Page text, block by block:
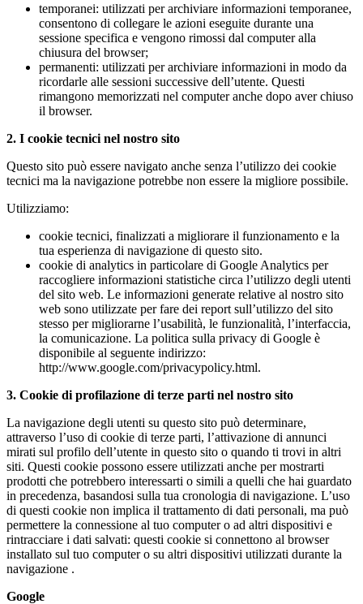
temporanei: utilizzati per archiviare informazioni temporanee,
consentono di collegare le azioni eseguite durante una
sessione specifica e vengono rimossi dal computer alla
chiusura del browser;
permanenti: utilizzati per archiviare informazioni in modo da
ricordarle alle sessioni successive dell’utente. Questi
rimangono memorizzati nel computer anche dopo aver chiuso
il browser.
2. I cookie tecnici nel nostro sito
Questo sito può essere navigato anche senza l’utilizzo dei cookie
tecnici ma la navigazione potrebbe non essere la migliore possibile.
Utilizziamo:
cookie tecnici, finalizzati a migliorare il funzionamento e la
tua esperienza di navigazione di questo sito.
cookie di analytics in particolare di Google Analytics per
raccogliere informazioni statistiche circa l’utilizzo degli utenti
del sito web. Le informazioni generate relative al nostro sito
web sono utilizzate per fare dei report sull’utilizzo del sito
stesso per migliorarne l’usabilità, le funzionalità, l’interfaccia,
la comunicazione. La politica sulla privacy di Google è
disponibile al seguente indirizzo:
http://www.google.com/privacypolicy.html.
3. Cookie di profilazione di terze parti nel nostro sito
La navigazione degli utenti su questo sito può determinare,
attraverso l’uso di cookie di terze parti, l’attivazione di annunci
mirati sul profilo dell’utente in questo sito o quando ti trovi in altri
siti. Questi cookie possono essere utilizzati anche per mostrarti
prodotti che potrebbero interessarti o simili a quelli che hai guardato
in precedenza, basandosi sulla tua cronologia di navigazione. L’uso
di questi cookie non implica il trattamento di dati personali, ma può
permettere la connessione al tuo computer o ad altri dispositivi e
rintracciare i dati salvati: questi cookie si connettono al browser
installato sul tuo computer o su altri dispositivi utilizzati durante la
navigazione .
Google